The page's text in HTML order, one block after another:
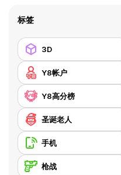
标签
3D
Y8帐户
Y8高分榜
圣诞老人
手机
枪战